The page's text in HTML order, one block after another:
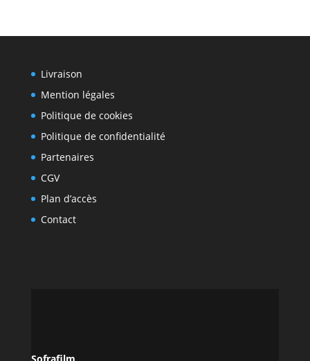
Livraison
Mention légales
Politique de cookies
Politique de confidentialité
Partenaires
CGV
Plan d’accès
Contact